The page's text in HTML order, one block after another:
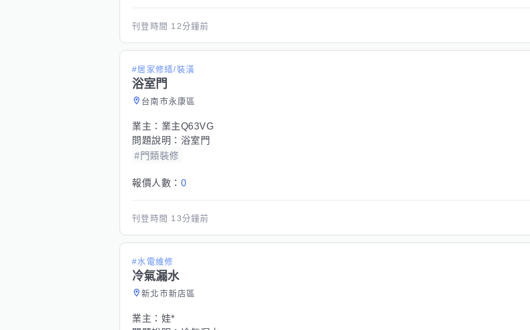
刊登時間 12分鐘前
#居家修繕/裝潢
浴室門
台南市永康區
業主： 業主Q63VG
問題說明： 浴室門
#門類裝修
報價人數： 0
刊登時間 13分鐘前
#水電維修
冷氣漏水
新北市新店區
業主： 娃*